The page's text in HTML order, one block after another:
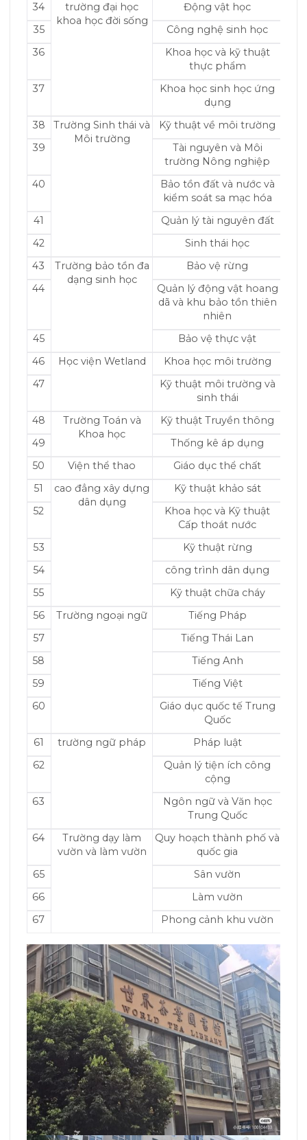
34
trường đại học
khoa học đời sống
Động vật học
35
Công nghệ sinh học
36
Khoa học và kỹ thuật
thực phẩm
37
Khoa học sinh học ứng
dụng
38
Trường Sinh thái và
Môi trường
Kỹ thuật về môi trường
39
Tài nguyên và Môi
trường Nông nghiệp
40
Bảo tồn đất và nước và
kiểm soát sa mạc hóa
41
Quản lý tài nguyên đất
42
Sinh thái học
43
Trường bảo tồn đa
dạng sinh học
Bảo vệ rừng
44
Quản lý động vật hoang
dã và khu bảo tồn thiên
nhiên
45
Bảo vệ thực vật
46
Học viện Wetland
Khoa học môi trường
47
Kỹ thuật môi trường và
sinh thái
48
Trường Toán và
Khoa học
Kỹ thuật Truyền thông
49
Thống kê áp dụng
50
Viện thể thao
Giáo dục thể chất
51
cao đẳng xây dựng
dân dụng
Kỹ thuật khảo sát
52
Khoa học và Kỹ thuật
Cấp thoát nước
53
Kỹ thuật rừng
54
công trình dân dụng
55
Kỹ thuật chữa cháy
56
Trường ngoại ngữ
Tiếng Pháp
57
Tiếng Thái Lan
58
Tiếng Anh
59
Tiếng Việt
60
Giáo dục quốc tế Trung
Quốc
61
trường ngữ pháp
Pháp luật
62
Quản lý tiện ích công
cộng
63
Ngôn ngữ và Văn học
Trung Quốc
64
Trường dạy làm
vườn và làm vườn
Quy hoạch thành phố và
quốc gia
65
Sân vườn
66
Làm vườn
67
Phong cảnh khu vườn